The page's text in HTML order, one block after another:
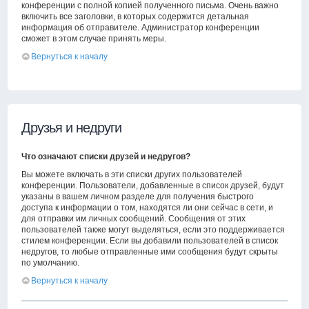
конференции с полной копией полученного письма. Очень важно
включить все заголовки, в которых содержится детальная
информация об отправителе. Администратор конференции
сможет в этом случае принять меры.
Вернуться к началу
Друзья и недруги
Что означают списки друзей и недругов?
Вы можете включать в эти списки других пользователей
конференции. Пользователи, добавленные в список друзей, будут
указаны в вашем личном разделе для получения быстрого
доступа к информации о том, находятся ли они сейчас в сети, и
для отправки им личных сообщений. Сообщения от этих
пользователей также могут выделяться, если это поддерживается
стилем конференции. Если вы добавили пользователей в список
недругов, то любые отправленные ими сообщения будут скрыты
по умолчанию.
Вернуться к началу